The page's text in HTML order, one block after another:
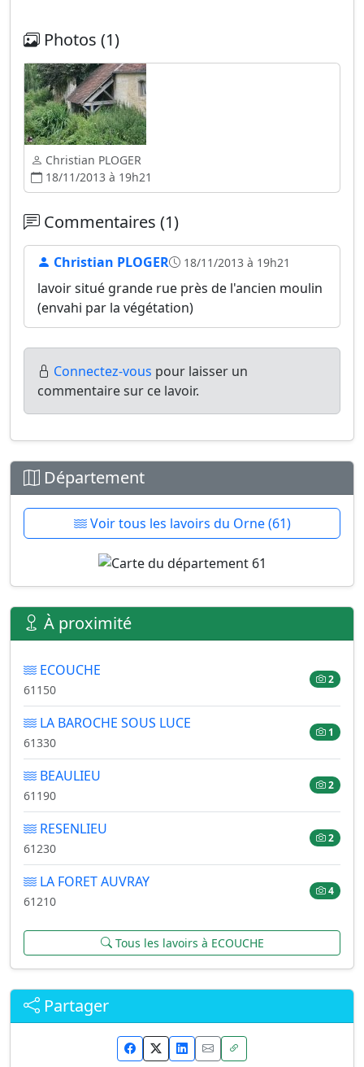
Photos (1)
Christian PLOGER
18/11/2013 à 19h21
Commentaires (1)
Christian PLOGER 18/11/2013 à 19h21
lavoir situé grande rue près de l'ancien moulin
(envahi par la végétation)
Connectez-vous pour laisser un
commentaire sur ce lavoir.
Département
Voir tous les lavoirs du Orne (61)
À proximité
ECOUCHE
61150
2
LA BAROCHE SOUS LUCE
61330
1
BEAULIEU
61190
2
RESENLIEU
61230
2
LA FORET AUVRAY
61210
4
Tous les lavoirs à ECOUCHE
Partager